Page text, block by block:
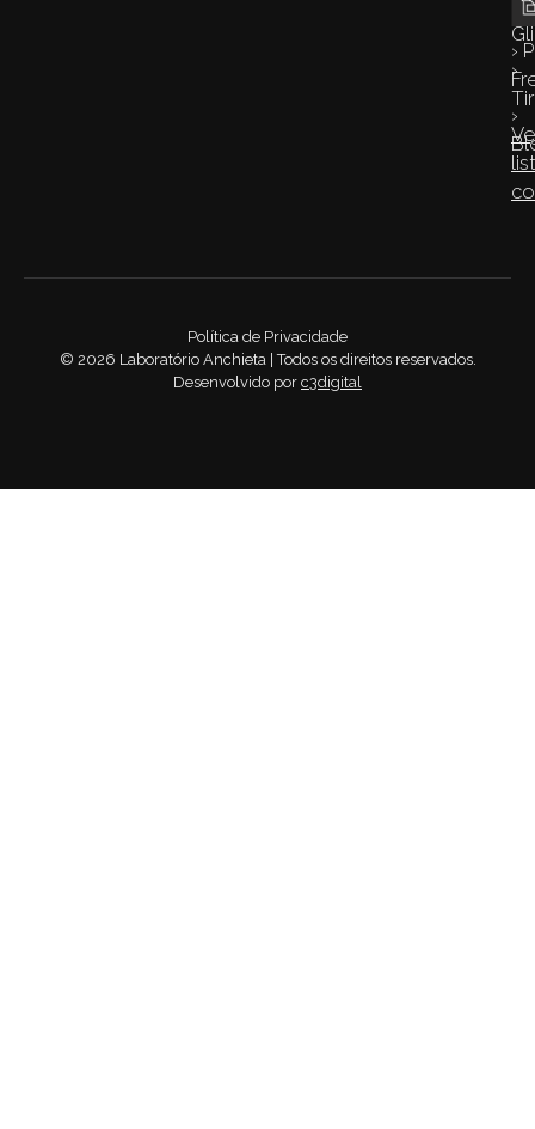
›
›
›
Política de Privacidade
© 2026 Laboratório Anchieta | Todos os direitos reservados.
Desenvolvido por c3digital